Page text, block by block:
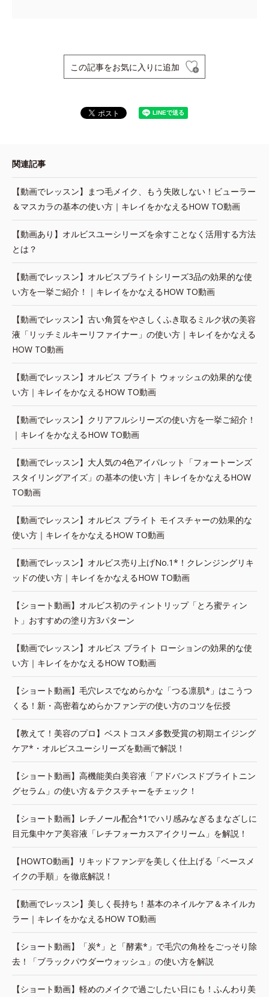
この記事をお気に入りに追加
関連記事
【動画でレッスン】まつ毛メイク、もう失敗しない！ビューラー
＆マスカラの基本の使い方｜キレイをかなえるHOW TO動画
【動画あり】オルビスユーシリーズを余すことなく活用する方法
とは？
【動画でレッスン】オルビスブライトシリーズ3品の効果的な使
い方を一挙ご紹介！｜キレイをかなえるHOW TO動画
【動画でレッスン】古い角質をやさしくふき取るミルク状の美容
液「リッチミルキーリファイナー」の使い方｜キレイをかなえる
HOW TO動画
【動画でレッスン】オルビス ブライト ウォッシュの効果的な使
い方｜キレイをかなえるHOW TO動画
【動画でレッスン】クリアフルシリーズの使い方を一挙ご紹介！
｜キレイをかなえるHOW TO動画
【動画でレッスン】大人気の4色アイパレット「フォートーンズ
スタイリングアイズ」の基本の使い方｜キレイをかなえるHOW
TO動画
【動画でレッスン】オルビス ブライト モイスチャーの効果的な
使い方｜キレイをかなえるHOW TO動画
【動画でレッスン】オルビス売り上げNo.1*！クレンジングリキ
ッドの使い方｜キレイをかなえるHOW TO動画
【ショート動画】オルビス初のティントリップ「とろ蜜ティン
ト」おすすめの塗り方3パターン
【動画でレッスン】オルビス ブライト ローションの効果的な使
い方｜キレイをかなえるHOW TO動画
【ショート動画】毛穴レスでなめらかな「つる凛肌*」はこうつ
くる！新・高密着なめらかファンデの使い方のコツを伝授
【教えて！美容のプロ】ベストコスメ多数受賞の初期エイジング
ケア*・オルビスユーシリーズを動画で解説！
【ショート動画】高機能美白美容液「アドバンスドブライトニン
グセラム」の使い方＆テクスチャーをチェック！
【ショート動画】レチノール配合*1でハリ感みなぎるまなざしに
目元集中ケア美容液「レチフォーカスアイクリーム」を解説！
【HOWTO動画】リキッドファンデを美しく仕上げる「ベースメ
イクの手順」を徹底解説！
【動画でレッスン】美しく長持ち！基本のネイルケア＆ネイルカ
ラー｜キレイをかなえるHOW TO動画
【ショート動画】「炭*」と「酵素*」で毛穴の角栓をごっそり除
去！「ブラックパウダーウォッシュ」の使い方を解説
【ショート動画】軽めのメイクで過ごしたい日にも！ふんわり美